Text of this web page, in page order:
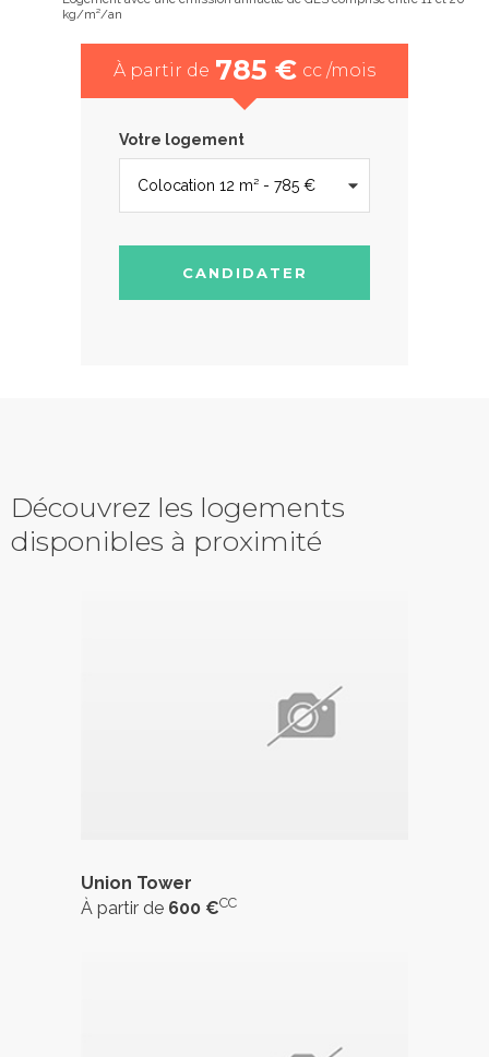
kg/m²/an
À partir de 785 € cc /mois
Votre logement
CANDIDATER
Découvrez les logements
disponibles à proximité
Union Tower
À partir de 600 €CC